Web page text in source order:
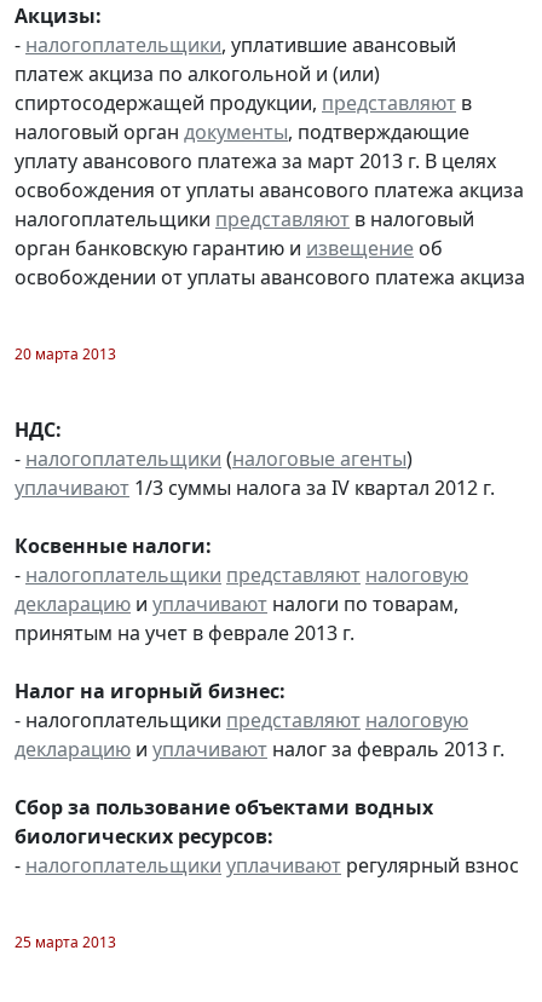
Акцизы:
- налогоплательщики, уплатившие авансовый
платеж акциза по алкогольной и (или)
спиртосодержащей продукции, представляют в
налоговый орган документы, подтверждающие
уплату авансового платежа за март 2013 г. В целях
освобождения от уплаты авансового платежа акциза
налогоплательщики представляют в налоговый
орган банковскую гарантию и извещение об
освобождении от уплаты авансового платежа акциза
20 марта 2013
НДС:
- налогоплательщики (налоговые агенты)
уплачивают 1/3 суммы налога за IV квартал 2012 г.
Косвенные налоги:
- налогоплательщики представляют налоговую
декларацию и уплачивают налоги по товарам,
принятым на учет в феврале 2013 г.
Налог на игорный бизнес:
- налогоплательщики представляют налоговую
декларацию и уплачивают налог за февраль 2013 г.
Сбор за пользование объектами водных
биологических ресурсов:
- налогоплательщики уплачивают регулярный взнос
25 марта 2013